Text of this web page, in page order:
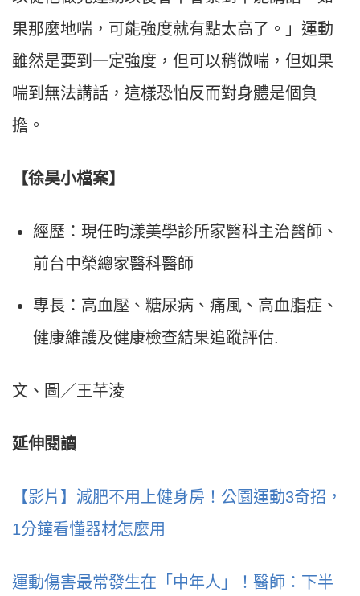
果那麼地喘，可能強度就有點太高了。」運動
雖然是要到一定強度，但可以稍微喘，但如果
喘到無法講話，這樣恐怕反而對身體是個負
擔。
【徐昊小檔案】
經歷：現任昀漾美學診所家醫科主治醫師、
前台中榮總家醫科醫師
專長：高血壓、糖尿病、痛風、高血脂症、
健康維護及健康檢查結果追蹤評估.
文、圖／王芊淩
延伸閱讀
【影片】減肥不用上健身房！公園運動3奇招，
1分鐘看懂器材怎麼用
運動傷害最常發生在「中年人」！醫師：下半